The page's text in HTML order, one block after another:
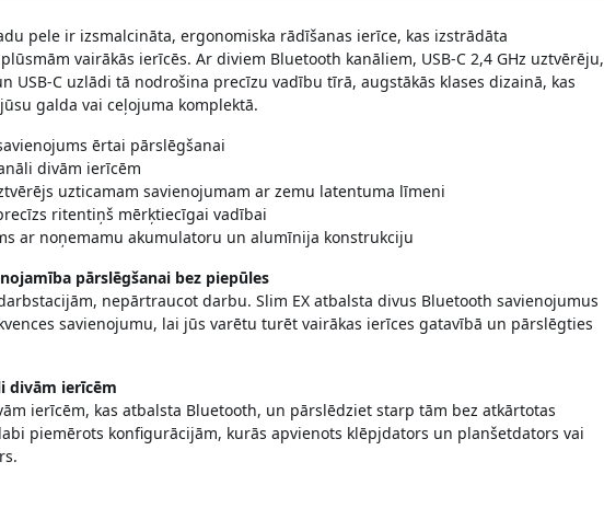
pele ir izsmalcināta, ergonomiska rādīšanas ierīce, kas izstrādāta
vairākās ierīcēs. Ar diviem Bluetooth kanāliem, USB-C 2,4 GHz uztvērēju,
USB-C uzlādi tā nodrošina precīzu vadību tīrā, augstākās klases dizainā, kas
galda vai ceļojuma komplektā.
ērtai pārslēgšanai
divām ierīcēm
uzticamam savienojumam ar zemu latentuma līmeni
ritentiņš mērķtiecīgai vadībai
ar noņemamu akumulatoru un alumīnija konstrukciju
pārslēgšanai bez piepūles
nepārtraucot darbu. Slim EX atbalsta divus Bluetooth savienojumus
savienojumu, lai jūs varētu turēt vairākas ierīces gatavībā un pārslēgties
divām ierīcēm
ierīcēm, kas atbalsta Bluetooth, un pārslēdziet starp tām bez atkārtotas
piemērots konfigurācijām, kurās apvienots klēpjdators un planšetdators vai